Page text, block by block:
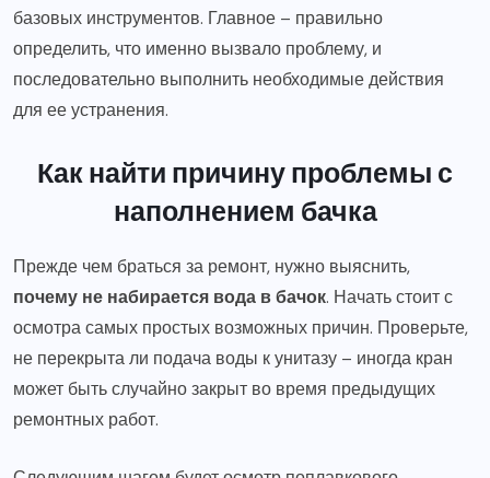
базовых инструментов. Главное – правильно
определить, что именно вызвало проблему, и
последовательно выполнить необходимые действия
для ее устранения.
Как найти причину проблемы с
наполнением бачка
Прежде чем браться за ремонт, нужно выяснить,
почему не набирается вода в бачок. Начать стоит с
осмотра самых простых возможных причин. Проверьте,
не перекрыта ли подача воды к унитазу – иногда кран
может быть случайно закрыт во время предыдущих
ремонтных работ.